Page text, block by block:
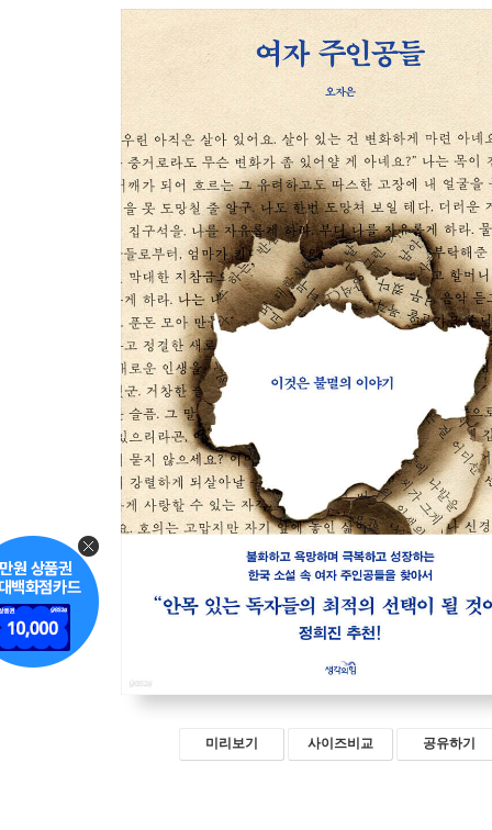
미리보기 사이즈비교 공유하기